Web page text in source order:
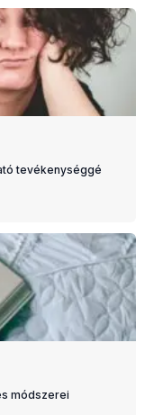
tevékenységgé
módszerei